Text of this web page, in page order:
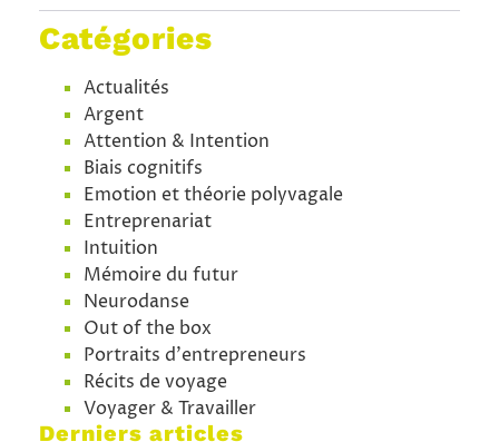
Catégories
Actualités
Argent
Attention & Intention
Biais cognitifs
Emotion et théorie polyvagale
Entreprenariat
Intuition
Mémoire du futur
Neurodanse
Out of the box
Portraits d'entrepreneurs
Récits de voyage
Voyager & Travailler
Derniers articles